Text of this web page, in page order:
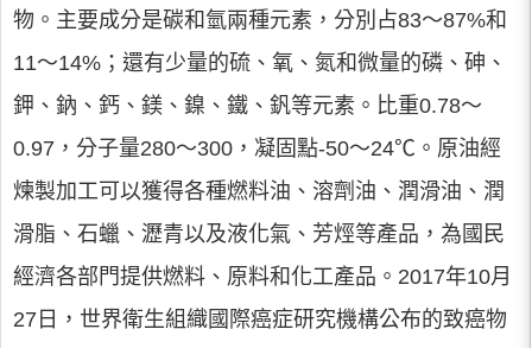
物。主要成分是碳和氫兩種元素，分別占83～87%和
11～14%；還有少量的硫、氧、氮和微量的磷、砷、
鉀、鈉、鈣、鎂、鎳、鐵、釩等元素。比重0.78～
0.97，分子量280～300，凝固點-50～24℃。原油經
煉製加工可以獲得各種燃料油、溶劑油、潤滑油、潤
滑脂、石蠟、瀝青以及液化氣、芳烴等產品，為國民
經濟各部門提供燃料、原料和化工產品。2017年10月
27日，世界衛生組織國際癌症研究機構公布的致癌物